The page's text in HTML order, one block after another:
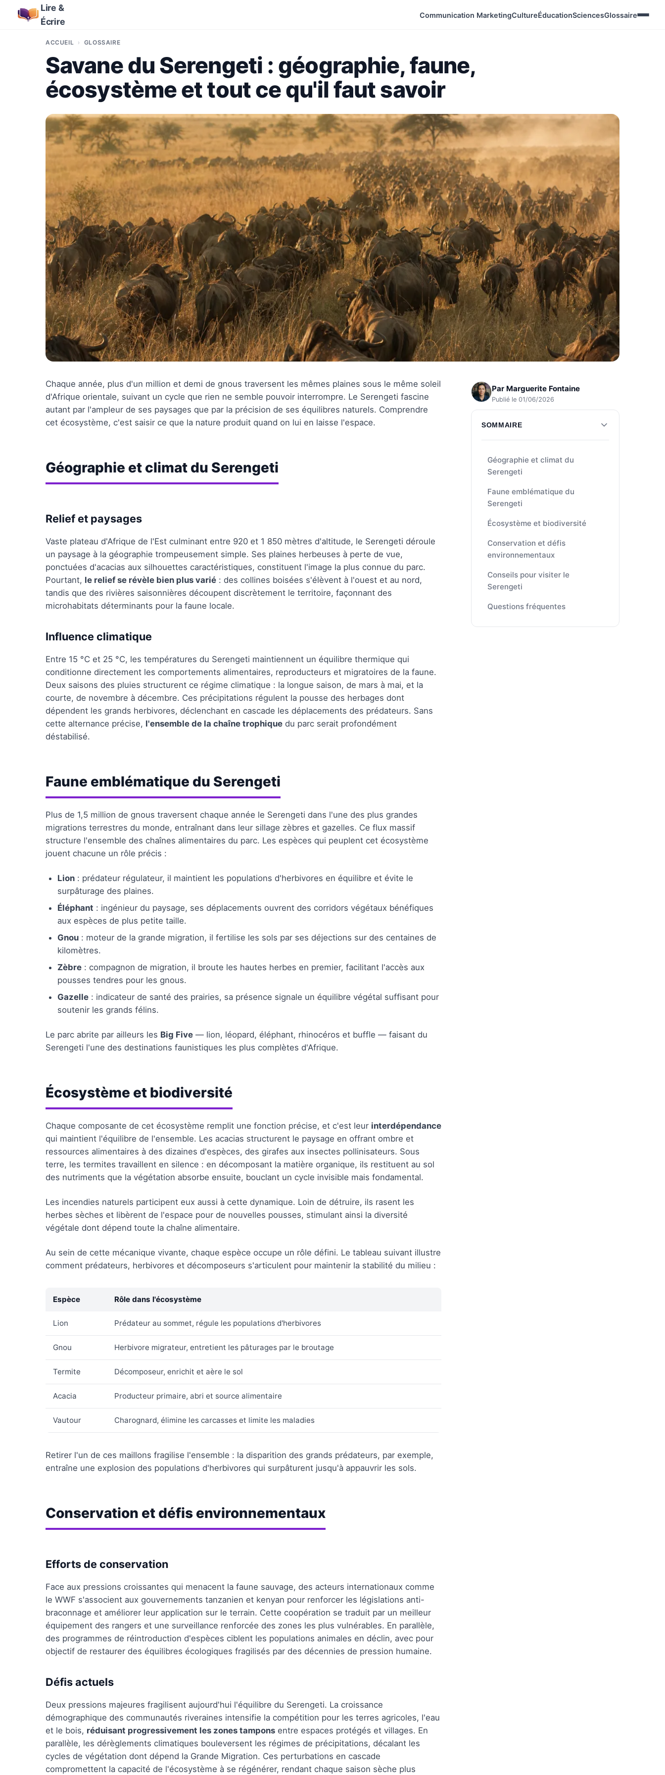
Lire &
Écrire
Communication MarketingCultureÉducationSciencesGlossaire
ACCUEIL GLOSSAIRE
Savane du Serengeti : géographie, faune,
écosystème et tout ce qu'il faut savoir
Par Marguerite Fontaine
Publié le 01/06/2026
SOMMAIRE
Géographie et climat du
Serengeti
Faune emblématique du
Serengeti
Écosystème et biodiversité
Conservation et défis
environnementaux
Conseils pour visiter le
Serengeti
Questions fréquentes
Chaque année, plus d'un million et demi de gnous traversent les mêmes plaines sous le même soleil
d'Afrique orientale, suivant un cycle que rien ne semble pouvoir interrompre. Le Serengeti fascine
autant par l'ampleur de ses paysages que par la précision de ses équilibres naturels. Comprendre
cet écosystème, c'est saisir ce que la nature produit quand on lui en laisse l'espace.
Géographie et climat du Serengeti
Relief et paysages
Vaste plateau d'Afrique de l'Est culminant entre 920 et 1 850 mètres d'altitude, le Serengeti déroule
un paysage à la géographie trompeusement simple. Ses plaines herbeuses à perte de vue,
ponctuées d'acacias aux silhouettes caractéristiques, constituent l'image la plus connue du parc.
Pourtant, le relief se révèle bien plus varié : des collines boisées s'élèvent à l'ouest et au nord,
tandis que des rivières saisonnières découpent discrètement le territoire, façonnant des
microhabitats déterminants pour la faune locale.
Influence climatique
Entre 15 °C et 25 °C, les températures du Serengeti maintiennent un équilibre thermique qui
conditionne directement les comportements alimentaires, reproducteurs et migratoires de la faune.
Deux saisons des pluies structurent ce régime climatique : la longue saison, de mars à mai, et la
courte, de novembre à décembre. Ces précipitations régulent la pousse des herbages dont
dépendent les grands herbivores, déclenchant en cascade les déplacements des prédateurs. Sans
cette alternance précise, l'ensemble de la chaîne trophique du parc serait profondément
déstabilisé.
Faune emblématique du Serengeti
Plus de 1,5 million de gnous traversent chaque année le Serengeti dans l'une des plus grandes
migrations terrestres du monde, entraînant dans leur sillage zèbres et gazelles. Ce flux massif
structure l'ensemble des chaînes alimentaires du parc. Les espèces qui peuplent cet écosystème
jouent chacune un rôle précis :
Lion : prédateur régulateur, il maintient les populations d'herbivores en équilibre et évite le
surpâturage des plaines.
Éléphant : ingénieur du paysage, ses déplacements ouvrent des corridors végétaux bénéfiques
aux espèces de plus petite taille.
Gnou : moteur de la grande migration, il fertilise les sols par ses déjections sur des centaines de
kilomètres.
Zèbre : compagnon de migration, il broute les hautes herbes en premier, facilitant l'accès aux
pousses tendres pour les gnous.
Gazelle : indicateur de santé des prairies, sa présence signale un équilibre végétal suffisant pour
soutenir les grands félins.
Le parc abrite par ailleurs les Big Five — lion, léopard, éléphant, rhinocéros et buffle — faisant du
Serengeti l'une des destinations faunistiques les plus complètes d'Afrique.
Écosystème et biodiversité
Chaque composante de cet écosystème remplit une fonction précise, et c'est leur interdépendance
qui maintient l'équilibre de l'ensemble. Les acacias structurent le paysage en offrant ombre et
ressources alimentaires à des dizaines d'espèces, des girafes aux insectes pollinisateurs. Sous
terre, les termites travaillent en silence : en décomposant la matière organique, ils restituent au sol
des nutriments que la végétation absorbe ensuite, bouclant un cycle invisible mais fondamental.
Les incendies naturels participent eux aussi à cette dynamique. Loin de détruire, ils rasent les
herbes sèches et libèrent de l'espace pour de nouvelles pousses, stimulant ainsi la diversité
végétale dont dépend toute la chaîne alimentaire.
Au sein de cette mécanique vivante, chaque espèce occupe un rôle défini. Le tableau suivant illustre
comment prédateurs, herbivores et décomposeurs s'articulent pour maintenir la stabilité du milieu :
Espèce Rôle dans l'écosystème
Lion Prédateur au sommet, régule les populations d'herbivores
Gnou Herbivore migrateur, entretient les pâturages par le broutage
Termite Décomposeur, enrichit et aère le sol
Acacia Producteur primaire, abri et source alimentaire
Vautour Charognard, élimine les carcasses et limite les maladies
Retirer l'un de ces maillons fragilise l'ensemble : la disparition des grands prédateurs, par exemple,
entraîne une explosion des populations d'herbivores qui surpâturent jusqu'à appauvrir les sols.
Conservation et défis environnementaux
Efforts de conservation
Face aux pressions croissantes qui menacent la faune sauvage, des acteurs internationaux comme
le WWF s'associent aux gouvernements tanzanien et kenyan pour renforcer les législations anti-
braconnage et améliorer leur application sur le terrain. Cette coopération se traduit par un meilleur
équipement des rangers et une surveillance renforcée des zones les plus vulnérables. En parallèle,
des programmes de réintroduction d'espèces ciblent les populations animales en déclin, avec pour
objectif de restaurer des équilibres écologiques fragilisés par des décennies de pression humaine.
Défis actuels
Deux pressions majeures fragilisent aujourd'hui l'équilibre du Serengeti. La croissance
démographique des communautés riveraines intensifie la compétition pour les terres agricoles, l'eau
et le bois, réduisant progressivement les zones tampons entre espaces protégés et villages. En
parallèle, les dérèglements climatiques bouleversent les régimes de précipitations, décalant les
cycles de végétation dont dépend la Grande Migration. Ces perturbations en cascade
compromettent la capacité de l'écosystème à se régénérer, rendant chaque saison sèche plus